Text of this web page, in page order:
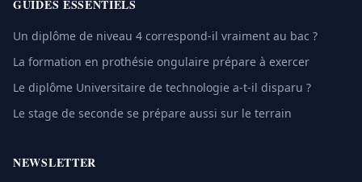
GUIDES ESSENTIELS
Un diplôme de niveau 4 correspond-il vraiment au bac ?
La formation en prothésie ongulaire prépare à exercer
Le diplôme Universitaire de technologie a-t-il disparu ?
Le stage de seconde se prépare aussi sur le terrain
NEWSLETTER